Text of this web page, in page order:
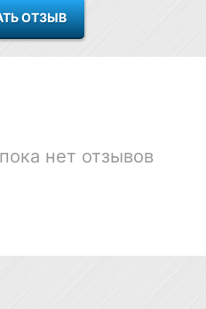
нет отзывов